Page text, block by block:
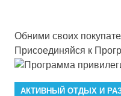
Обними своих
Присоединяйся к
АКТИВНЫЙ ОТДЫХ И